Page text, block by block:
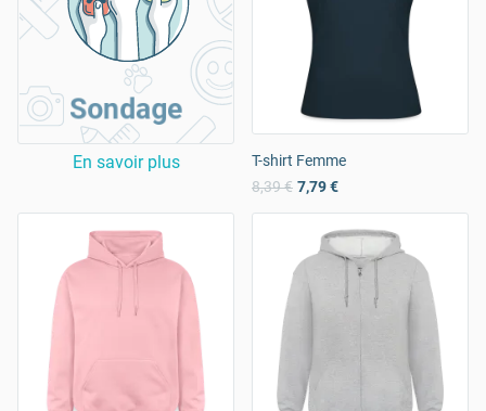
Sondage
En savoir plus
T-shirt Femme
8,39 € 7,79 €